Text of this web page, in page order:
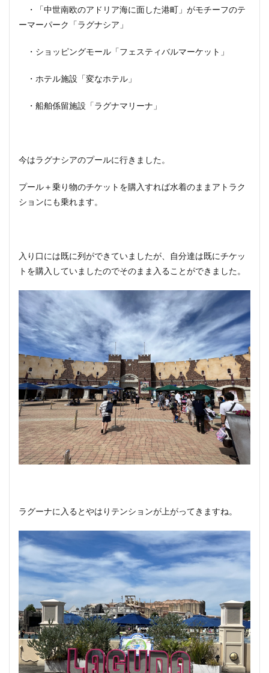
・「中世南欧のアドリア海に面した港町」がモチーフのテ
ーマーパーク「ラグナシア」
・ショッピングモール「フェスティバルマーケット」
・ホテル施設「変なホテル」
・船舶係留施設「ラグナマリーナ」
今はラグナシアのプールに行きました。
プール＋乗り物のチケットを購入すれば水着のままアトラク
ションにも乗れます。
入り口には既に列ができていましたが、自分達は既にチケッ
トを購入していましたのでそのまま入ることができました。
ラグーナに入るとやはりテンションが上がってきますね。